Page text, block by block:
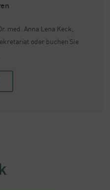
med. Anna Lena Keck,
oder buchen Sie